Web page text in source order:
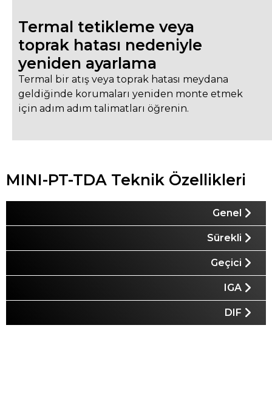
Termal tetikleme veya
toprak hatası nedeniyle
yeniden ayarlama
Termal bir atış veya toprak hatası meydana
geldiğinde korumaları yeniden monte etmek
için adım adım talimatları öğrenin.
MINI-PT-TDA Teknik Özellikleri
Genel
Sürekli
Geçici
IGA
DIF